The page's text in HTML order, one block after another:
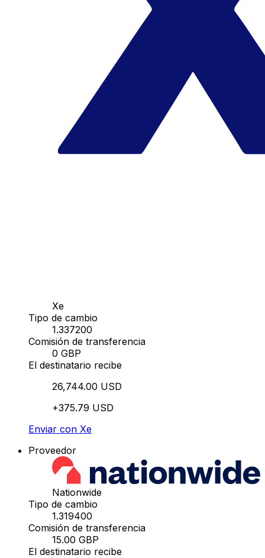
Xe
Tipo de cambio
1.337200
Comisión de transferencia
0 GBP
El destinatario recibe
26,744.00 USD
+375.79 USD
Enviar con Xe
Proveedor
Nationwide
Tipo de cambio
1.319400
Comisión de transferencia
15.00 GBP
El destinatario recibe